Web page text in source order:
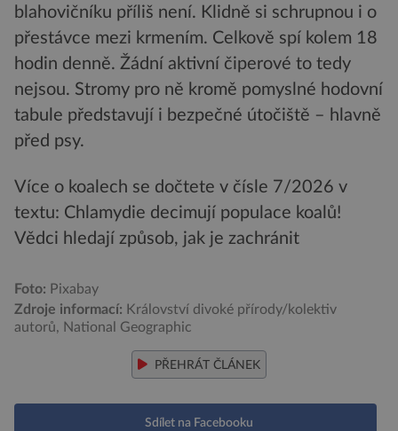
blahovičníku příliš není. Klidně si schrupnou i o
přestávce mezi krmením. Celkově spí kolem 18
hodin denně. Žádní aktivní čiperové to tedy
nejsou. Stromy pro ně kromě pomyslné hodovní
tabule představují i bezpečné útočiště – hlavně
před psy.
Více o koalech se dočtete v čísle 7/2026 v
textu: Chlamydie decimují populace koalů!
Vědci hledají způsob, jak je zachránit
Foto: Pixabay
Zdroje informací: Království divoké přírody/kolektiv
autorů, National Geographic
PŘEHRÁT ČLÁNEK
Sdílet na Facebooku